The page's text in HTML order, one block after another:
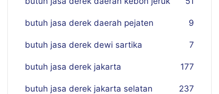
butuh jasa derek daerah pejaten 9
butuh jasa derek dewi sartika 7
butuh jasa derek jakarta 177
butuh jasa derek jakarta selatan 237